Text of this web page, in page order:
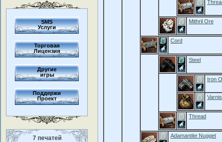
SMS
Услуги
Торговая
Лицензия
Другие
игры
Поддержи
Проект
7 печатей
Mithril Ore
Cord
Steel
Iron
Thread
Adamantite Nugget